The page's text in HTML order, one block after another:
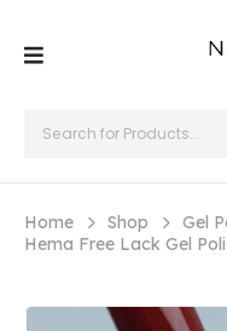
Home Shop Gel
Hema Free Lack Gel